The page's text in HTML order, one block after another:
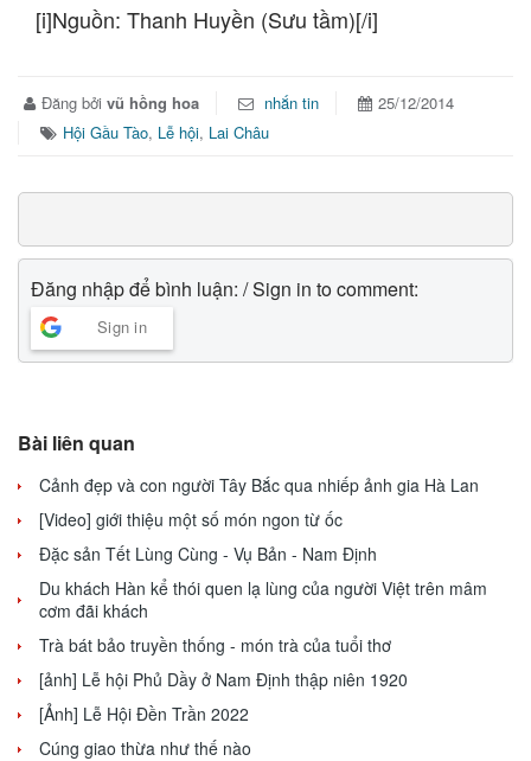
[i]Nguồn: Thanh Huyền (Sưu tầm)[/i]
Đăng bởi vũ hồng hoa nhắn tin
25/12/2014
Hội Gầu Tào, Lễ hội, Lai Châu
Đăng nhập để bình luận: / Sign in to comment:
Sign in
Bài liên quan
Cảnh đẹp và con người Tây Bắc qua nhiếp ảnh gia Hà Lan
[Video] giới thiệu một số món ngon từ ốc
Đặc sản Tết Lùng Cùng - Vụ Bản - Nam Định
Du khách Hàn kể thói quen lạ lùng của người Việt trên mâm
cơm đãi khách
Trà bát bảo truyền thống - món trà của tuổi thơ
[ảnh] Lễ hội Phủ Dầy ở Nam Định thập niên 1920
[Ảnh] Lễ Hội Đền Trần 2022
Cúng giao thừa như thế nào